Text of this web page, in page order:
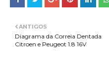
ANTIGOS
Diagrama da Correia Dentada
Citroen e Peugeot 1.8 16V